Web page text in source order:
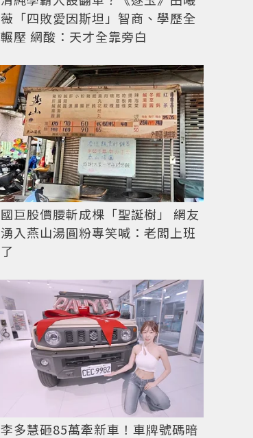
薇「四敗愛因斯坦」智商、學歷全
輾壓 網酸：天才全靠旁白
國巨股價腰斬成棵「聖誕樹」 網友
湧入燕山湯圓粉專笑喊：老闆上班
了
李多慧砸85萬牽新車！車牌號碼暗